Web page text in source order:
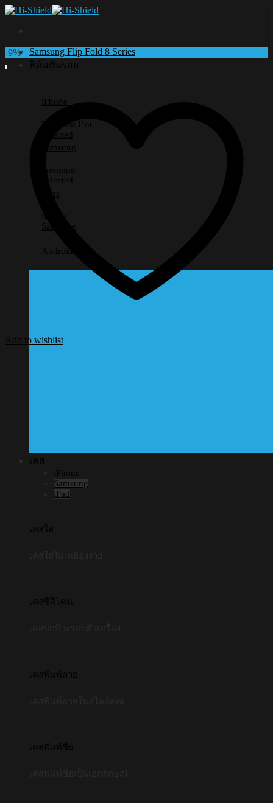
Skip
Samsung Flip Fold 8 Series
ฟิล์มกันรอย
iPhone
Premium
Selected
Samsung
Premium
Selected
Lens
iPhone
Samsung
Android อื่นๆ
เคส
iPhone
Samsung
iPad
เคสใส
เคสซิลิโคน
เคสพิมพ์ลาย
เคสพิมพ์ชื่อ
-9%
Add to wishlist